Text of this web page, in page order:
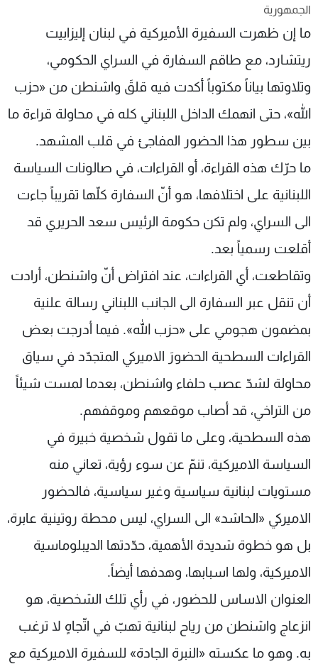
الجمهورية
ما إن ظهرت السفيرة الأميركية في لبنان إليزابيت
ريتشارد، مع طاقم السفارة في السراي الحكومي،
وتلاوتها بياناً مكتوباً أكدت فيه قلقَ واشنطن من «حزب
الله»، حتى انهمك الداخل اللبناني كله في محاولة قراءة ما
بين سطور هذا الحضور المفاجئ في قلب المشهد.
ما حرّك هذه القراءة، أو القراءات، في صالونات السياسة
اللبنانية على اختلافها، هو أنّ السفارة كلّها تقريباً جاءت
الى السراي، ولم تكن حكومة الرئيس سعد الحريري قد
أقلعت رسمياً بعد.
وتقاطعت، أي القراءات، عند افتراض أنّ واشنطن، أرادت
أن تنقل عبر السفارة الى الجانب اللبناني رسالة علنية
بمضمون هجومي على «حزب الله». فيما أدرجت بعض
القراءات السطحية الحضورَ الاميركي المتجدّد في سياق
محاولة لشدّ عصب حلفاء واشنطن، بعدما لمست شيئاً
من التراخي، قد أصاب موقعهم وموقفهم.
هذه السطحية، وعلى ما تقول شخصية خبيرة في
السياسة الاميركية، تنمّ عن سوء رؤية، تعاني منه
مستويات لبنانية سياسية وغير سياسية، فالحضور
الاميركي «الحاشد» الى السراي، ليس محطة روتينية عابرة،
بل هو خطوة شديدة الأهمية، حدّدتها الديبلوماسية
الاميركية، ولها اسبابها، وهدفها أيضاً.
العنوان الاساس للحضور، في رأي تلك الشخصية، هو
انزعاج واشنطن من رياح لبنانية تهبّ في اتّجاهٍ لا ترغب
به. وهو ما عكسته «النبرة الجادة» للسفيرة الاميركية مع
شاهد البرامج
الترددات
عن MTV
الإنـتـاج
لاعلاناتكم
وظائف
تواصل معنا
شروط الإسـتخدام
سياسة الخصوصية